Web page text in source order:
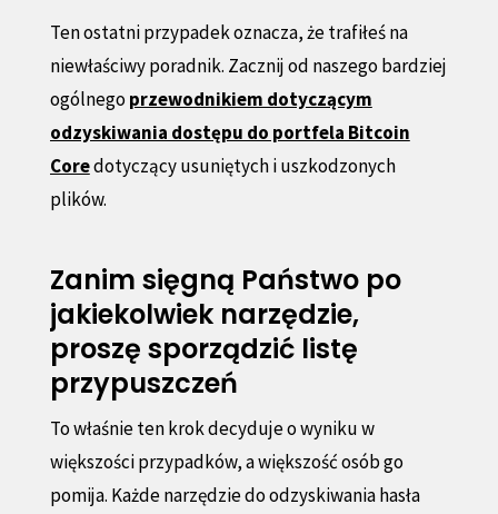
Ten ostatni przypadek oznacza, że trafiłeś na
niewłaściwy poradnik. Zacznij od naszego bardziej
ogólnegoprzewodnikiem dotyczącym
odzyskiwania dostępu do portfela Bitcoin
Coredotyczący usuniętych i uszkodzonych
plików.
Zanim sięgną Państwo po
jakiekolwiek narzędzie,
proszę sporządzić listę
przypuszczeń
To właśnie ten krok decyduje o wyniku w
większości przypadków, a większość osób go
pomija. Każde narzędzie do odzyskiwania hasła